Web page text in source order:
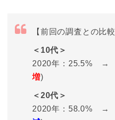
【前回の調査との比較
＜10代＞
2020年：25.5% →
増)
＜20代＞
2020年：58.0% →